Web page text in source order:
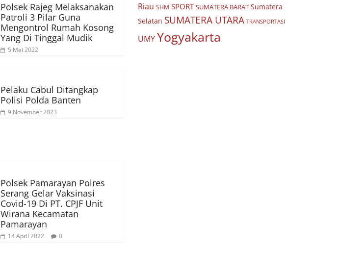
Polsek Rajeg Melaksanakan
Patroli 3 Pilar Guna
Mengontrol Rumah Kosong
Yang Di Tinggal Mudik
5 Mei 2022
Pelaku Cabul Ditangkap
Polisi Polda Banten
9 November 2023
Polsek Pamarayan Polres
Serang Gelar Vaksinasi
Covid-19 Di PT. CPJF Unit
Wirana Kecamatan
Pamarayan
14 April 2022 0
Riau SHM SPORT SUMATERA BARAT Sumatera
Selatan SUMATERA UTARA TRANSPORTASI
UMYYogyakarta